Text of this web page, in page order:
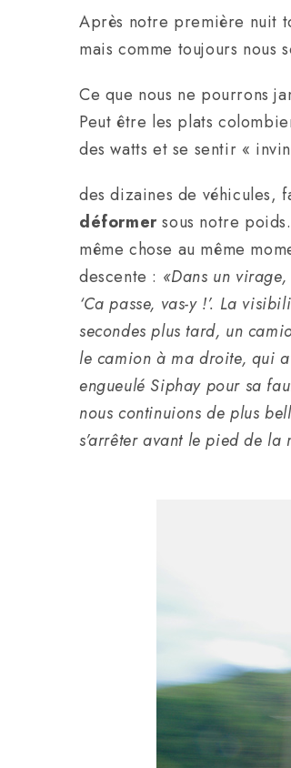
Après notre première nuit
mais comme toujours nous
Ce que nous ne pourrons
Peut être les plats
des watts et se sentir «
des dizaines de véhicules,
déformersous notre poids.
même chose au même
descente : «Dans un
‘Ca passe, vas-y !’. La
secondes plus tard, un
le camion à ma droite, qui
engueulé Siphay pour sa
nous continuions de plus
s’arrêter avant le pied de la